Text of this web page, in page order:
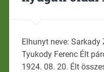
Elhunyt neve:
Tyukody Ferenc Élt
1924. 08. 20. Élt